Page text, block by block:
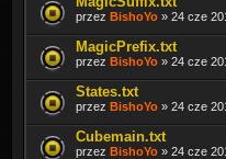
przez BishoYo » 24 cze
MagicPrefix.txt
przez BishoYo » 24 cze
States.txt
przez BishoYo » 24 cze
Cubemain.txt
przez BishoYo » 24 cze